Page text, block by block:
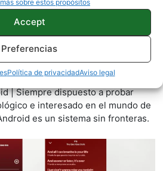
más sobre estos propósitos
Accept
Preferencias
Política de privacidadAviso legal
en ProAndroid desde 2020.
| Siempre dispuesto a probar
e interesado en el mundo de
es un sistema sin fronteras.